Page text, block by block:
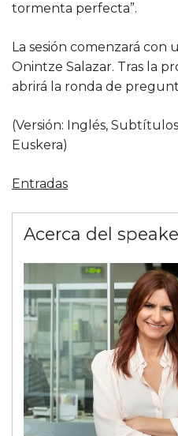
tormenta perfecta”.
La sesión comenzará con
Onintze Salazar. Tras la
abrirá la ronda de
(Versión: Inglés,
Euskera)
Entradas
Acerca del